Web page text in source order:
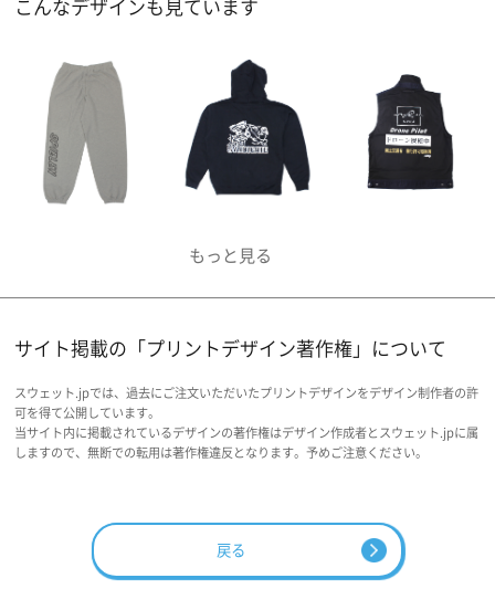
こんなデザインも見ています
サイト掲載の「プリントデザイン著作権」について
スウェット.jpでは、過去にご注文いただいたプリントデザインをデザイン制作者の許
可を得て公開しています。
当サイト内に掲載されているデザインの著作権はデザイン作成者とスウェット.jpに属
しますので、無断での転用は著作権違反となります。予めご注意ください。
戻る